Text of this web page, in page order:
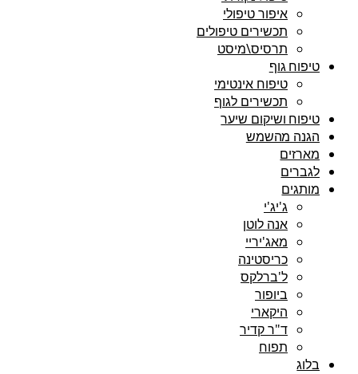
איפור טיפולי
תכשירים טיפולים
תרסיס\מיסט
טיפוח גוף
טיפוח אינטימי
תכשירים לגוף
טיפוח ושיקום שיער
הגנה מהשמש
מארזים
לגברים
מותגים
ג'יג'י
אנה לוטן
מאג'יריי
כריסטינה
ל'ברלקס
ביופור
היקארי
ד"ר קדיר
תפוח
בלוג